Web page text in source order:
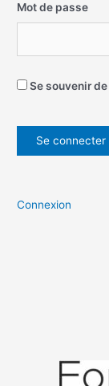
Mot de passe
Se souvenir de
Connexion